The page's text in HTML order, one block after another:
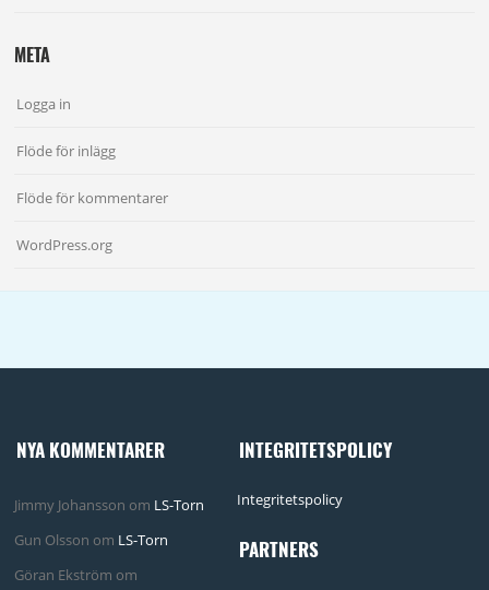
META
Logga in
Flöde för inlägg
Flöde för kommentarer
WordPress.org
NYA KOMMENTARER
Jimmy Johansson om LS-Torn
Gun Olsson om LS-Torn
Göran Ekström om
INTEGRITETSPOLICY
Integritetspolicy
PARTNERS